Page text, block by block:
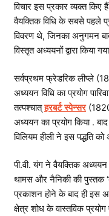
विचार इस प्रकार व्यक्त किए
वैयक्तिक विधि के सबसे पहले
विवरण थे, जिनका अनुगमन
विस्तृत अध्ययनों द्वारा किया
सर्वप्रथम फ्रेडरिक लीप्ले
अध्ययन विधि का प्रयोग
तत्पश्चात्हरबर्ट स्पेन्सर
अध्ययन का प्रयोग किया .
विलियम हीली ने इस पद्धति को
पी.वी. यंग ने वैयक्तिक अध्ययन
थामस और नैनिकी की पुस्तक
प्रकाशन होने के बाद ही इस
क्षेत्र शोध के वास्तविक